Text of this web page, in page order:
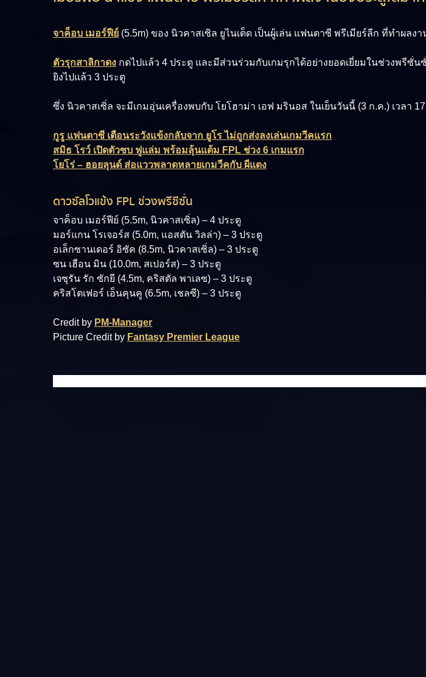
จาค็อบ เมอร์ฟีย์ (5.5m) ของ นิวคาสเซิล ยูไนเต็ด เป็นผู้เล่น แฟนตาซี พรีเมียร์ลีก ที่ทำผล
ตัวรุกสาลิกาดง กดไปแล้ว 4 ประตู และมีส่วนร่วมกับเกมรุกได้อย่างยอดเยี่ยมในช่วงพรีซั่
ยิงไปแล้ว 3 ประตู
ซึ่ง นิวคาสเซิ่ล จะมีเกมอุ่นเครื่องพบกับ โยโฮาม่า เอฟ มรินอส ในเย็นวันนี้ (3 ก.ค.) เวลา
กูรู แฟนตาซี เตือนระวังแข้งกลับจาก ยูโร ไม่ถูกส่งลงเล่นเกมวีคแรก
สมิธ โรว์ เปิดตัวซบ ฟูแล่ม พร้อมลุ้นแต้ม FPL ช่วง 6 เกมแรก
โยโร่ – ฮอยลุนด์ ส่อแววพลาดหลายเกมวีคกับ ผีแดง
ดาวซัลโวแข้ง FPL ช่วงพรีซีซั่น
จาค็อบ เมอร์ฟีย์ (5.5m, นิวคาสเซิ่ล) – 4 ประตู
มอร์แกน โรเจอร์ส (5.0m, แอสตัน วิลล่า) – 3 ประตู
อเล็กซานเดอร์ อิซัค (8.5m, นิวคาสเซิ่ล) – 3 ประตู
ซน เฮือน มิน (10.0m, สเปอร์ส) – 3 ประตู
เจซุรัน รัก ซักยี (4.5m, คริสตัล พาเลซ) – 3 ประตู
คริสโตเฟอร์ เอ็นคุนคู (6.5m, เชลซี) – 3 ประตู
Credit by PM-Manager
Picture Credit by Fantasy Premier League